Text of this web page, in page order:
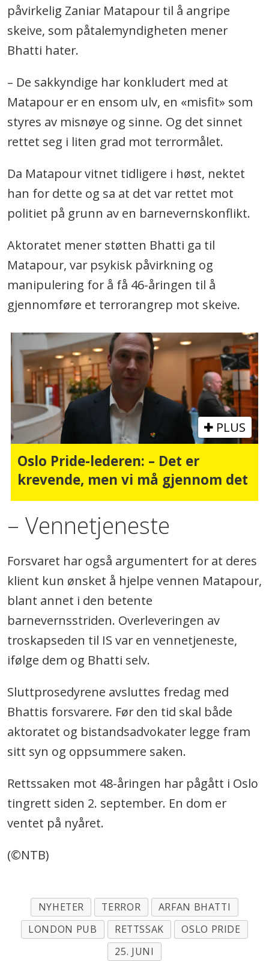
påvirkelig Zaniar Matapour til å angripe
skeive, som påtalemyndigheten mener
Bhatti hater.
– De sakkyndige har konkludert med at
Matapour er en ensom ulv, en «misfit» som
styres av misnøye og sinne. Og det sinnet
rettet seg i liten grad mot terrormålet.
Da Matapour vitnet tidligere i høst, nektet
han for dette og sa at det var rettet mot
politiet på grunn av en barnevernskonflikt.
Aktoratet mener støtten Bhatti ga til
Matapour, var psykisk påvirkning og
manipulering for å få 46-åringen til å
gjennomføre et terrorangrep mot skeive.
PLUS
Oslo Pride-lederen: – Det er
krevende, men vi må gjennom det
– Vennetjeneste
Forsvaret har også argumentert for at deres
klient kun ønsket å hjelpe vennen Matapour,
blant annet i den betente
barnevernsstriden. Overleveringen av
troskapseden til IS var en vennetjeneste,
ifølge dem og Bhatti selv.
Sluttprosedyrene avsluttes fredag med
Bhattis forsvarere. Før den tid skal både
aktoratet og bistandsadvokater legge fram
sitt syn og oppsummere saken.
Rettssaken mot 48-åringen har pågått i Oslo
tingrett siden 2. september. En dom er
ventet på nyåret.
(©NTB)
NYHETER TERROR
ARFAN BHATTI
LONDON PUB
RETTSSAK
OSLO PRIDE
25. JUNI